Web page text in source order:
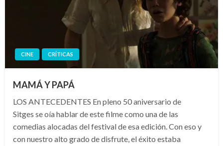
CINE CRÍTICAS
MAMÁ Y PAPÁ
LOS ANTECEDENTES En pleno 50 aniversario de
Sitges se oía hablar de este filme como una de las
comedias alocadas del festival de esa edición. Con eso y
con nuestro alto grado de disfrute, el éxito estaba